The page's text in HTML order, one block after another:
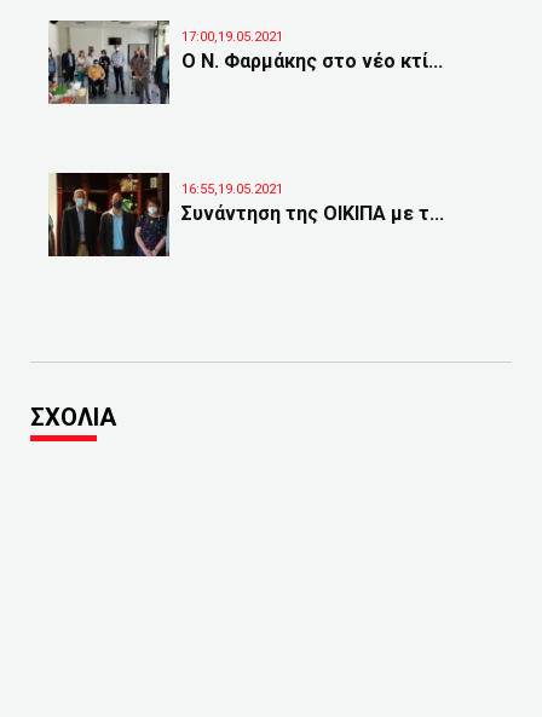
17:00,19.05.2021
Ο Ν. Φαρμάκης στο νέο κτί...
16:55,19.05.2021
Συνάντηση της ΟΙΚΙΠΑ με τ...
ΣΧΟΛΙΑ